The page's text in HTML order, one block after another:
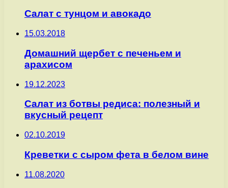
Салат с тунцом и авокадо
15.03.2018
Домашний щербет с печеньем и
арахисом
19.12.2023
Салат из ботвы редиса: полезный и
вкусный рецепт
02.10.2019
Креветки с сыром фета в белом вине
11.08.2020